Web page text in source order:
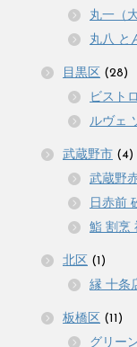
丸一（
丸八 と
目黒区 (28)
ビスト
ルヴェ
武蔵野市 (4)
武蔵野
日赤前
鮨 割烹
北区 (1)
縁 十条
板橋区 (11)
グリー